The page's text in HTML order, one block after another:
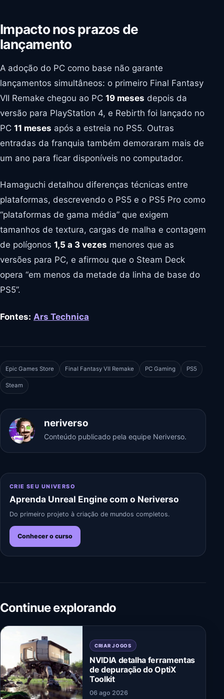
Impacto nos prazos de
lançamento
A adoção do PC como base não garante
lançamentos simultâneos: o primeiro Final Fantasy
VII Remake chegou ao PC 19 meses depois da
versão para PlayStation 4, e Rebirth foi lançado no
PC 11 meses após a estreia no PS5. Outras
entradas da franquia também demoraram mais de
um ano para ficar disponíveis no computador.
Hamaguchi detalhou diferenças técnicas entre
plataformas, descrevendo o PS5 e o PS5 Pro como
“plataformas de gama média” que exigem
tamanhos de textura, cargas de malha e contagem
de polígonos 1,5 a 3 vezes menores que as
versões para PC, e afirmou que o Steam Deck
opera “em menos da metade da linha de base do
PS5”.
Fontes: Ars Technica
Epic Games Store Final Fantasy VII Remake PC Gaming PS5
Steam
neriverso
Conteúdo publicado pela equipe Neriverso.
CRIE SEU UNIVERSO
Aprenda Unreal Engine com o Neriverso
Do primeiro projeto à criação de mundos completos.
Conhecer o curso
Continue explorando
CRIAR JOGOS
NVIDIA detalha ferramentas
de depuração do OptiX
Toolkit
06 ago 2026